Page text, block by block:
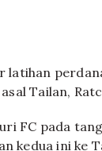
latihan
Tailan,
FC pada
kedua ini ke